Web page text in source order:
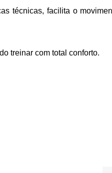
técnicas, facilita o
treinar com total conforto.